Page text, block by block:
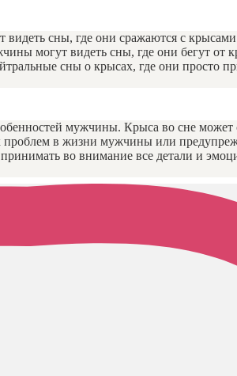
сны, где они сражаются с
могут видеть сны, где они бегут от
сны о крысах, где они просто
мужчины. Крыса во сне может
в жизни мужчины или
во внимание все детали и